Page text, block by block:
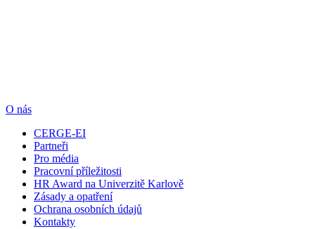
O nás
CERGE-EI
Partneři
Pro média
Pracovní příležitosti
HR Award na Univerzitě Karlově
Zásady a opatření
Ochrana osobních údajů
Kontakty